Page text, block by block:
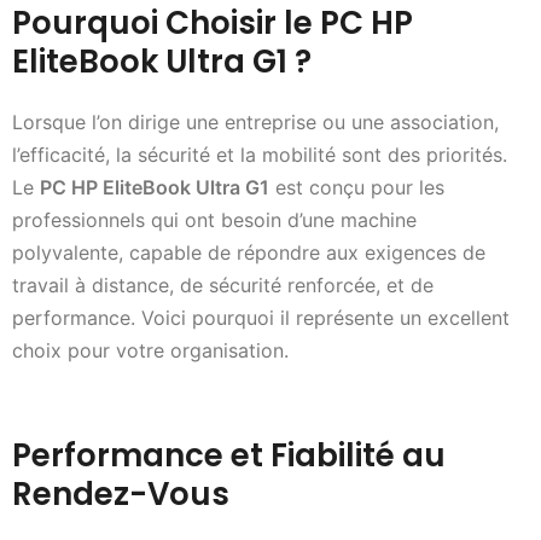
Pourquoi Choisir le PC HP
EliteBook Ultra G1 ?
Lorsque l’on dirige une entreprise ou une association,
l’efficacité, la sécurité et la mobilité sont des priorités.
Le PC HP EliteBook Ultra G1 est conçu pour les
professionnels qui ont besoin d’une machine
polyvalente, capable de répondre aux exigences de
travail à distance, de sécurité renforcée, et de
performance. Voici pourquoi il représente un excellent
choix pour votre organisation.
Performance et Fiabilité au
Rendez-Vous